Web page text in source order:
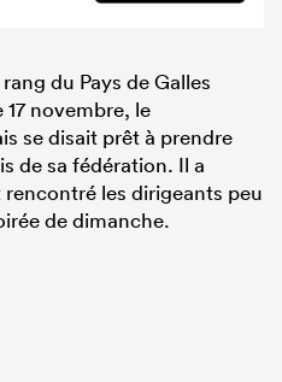
du Pays de Galles
17 novembre, le
se disait prêt à prendre
de sa fédération. Il a
les dirigeants peu
de dimanche.